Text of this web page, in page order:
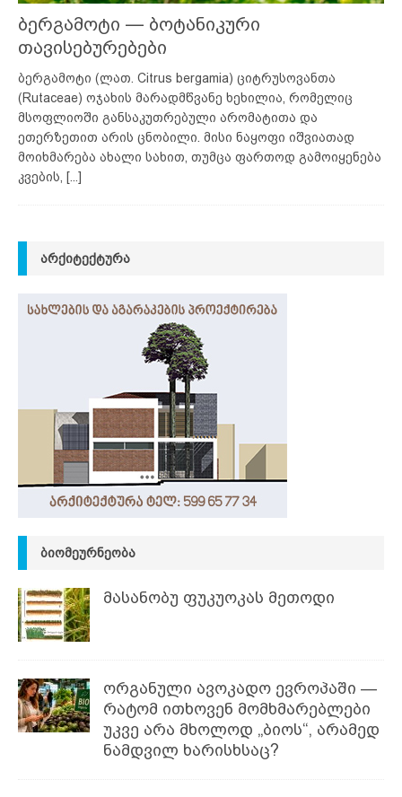
ბერგამოტი — ბოტანიკური
თავისებურებები
ბერგამოტი (ლათ. Citrus bergamia) ციტრუსოვანთა
(Rutaceae) ოჯახის მარადმწვანე ხეხილია, რომელიც
მსოფლიოში განსაკუთრებული არომატითა და
ეთერზეთით არის ცნობილი. მისი ნაყოფი იშვიათად
მოიხმარება ახალი სახით, თუმცა ფართოდ გამოიყენება
კვების,
[...]
ᲐᲠᲥᲘᲢᲔᲥᲢᲣᲠᲐ
ᲑᲘᲝᲛᲔᲣᲠᲜᲔᲝᲑᲐ
მასანობუ ფუკუოკას მეთოდი
ორგანული ავოკადო ევროპაში —
რატომ ითხოვენ მომხმარებლები
უკვე არა მხოლოდ „ბიოს“, არამედ
ნამდვილ ხარისხსაც?